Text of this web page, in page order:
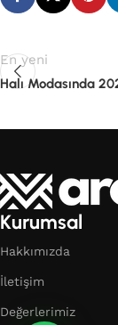
En yeni
Halı Modasında
Kurumsal
Hakkımızda
İletişim
Değerlerimiz